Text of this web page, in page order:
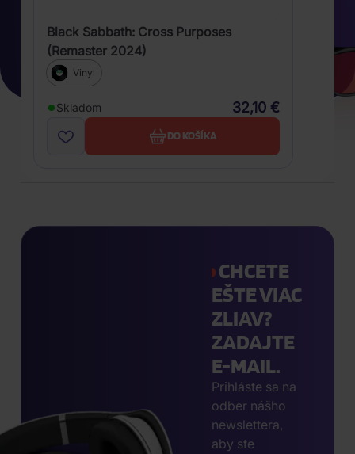
Black Sabbath: Cross Purposes
(Remaster 2024)
Vinyl
Skladom 32,10 €
DO KOŠÍKA
CHCETE
EŠTE VIAC
ZLIAV?
ZADAJTE
E-MAIL.
Prihláste sa na
odber nášho
newslettera,
aby ste